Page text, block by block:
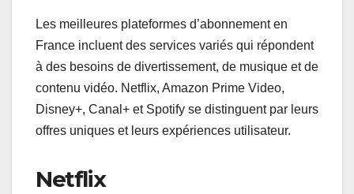
Les meilleures plateformes d’abonnement en
France incluent des services variés qui répondent
à des besoins de divertissement, de musique et de
contenu vidéo. Netflix, Amazon Prime Video,
Disney+, Canal+ et Spotify se distinguent par leurs
offres uniques et leurs expériences utilisateur.
Netflix